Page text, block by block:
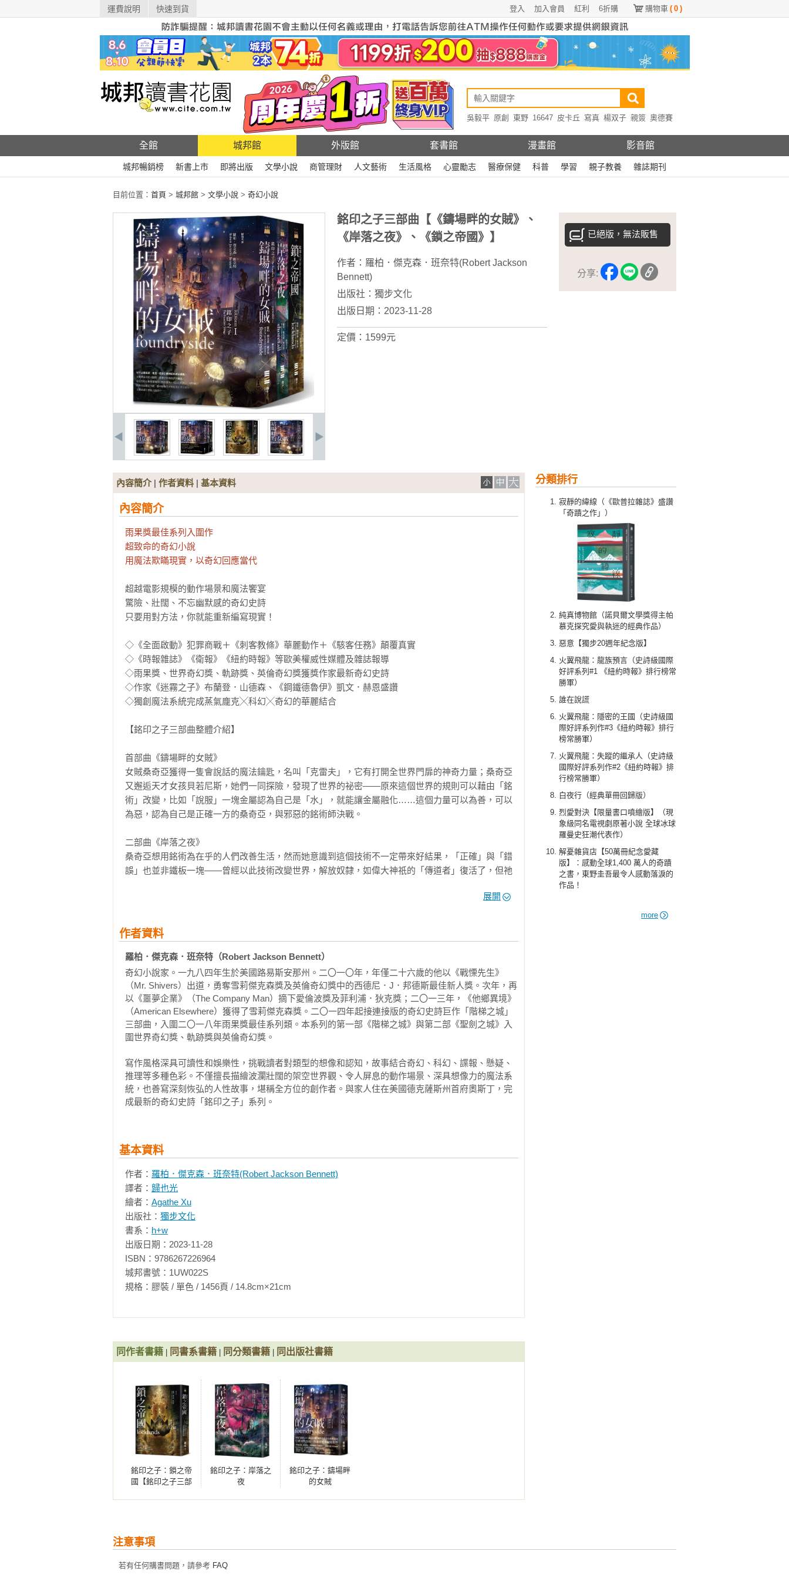
運費說明 快速到貨 購物車 ( 0 )
6折購
紅利
加入會員
登入
吳毅平 原創 東野 16647 皮卡丘 寫真 楊双子 親簽 奧德賽
全館 城邦館 外版館 套書館 漫畫館 影音館
城邦暢銷榜 新書上市 即將出版 文學小說 商管理財 人文藝術 生活風格 心靈勵志 醫療保健 科普 學習 親子教養 雜誌期刊
目前位置： 首頁 > 城邦館 > 文學小說 > 奇幻小說
已絕版，無法販售
分享:
銘印之子三部曲【《鑄場畔的女賊》、
《岸落之夜》、《鎖之帝國》】
作者： 羅柏．傑克森．班奈特(Robert Jackson
Bennett)
出版社： 獨步文化
出版日期：2023-11-28
定價：1599元
分類排行
寂靜的緯線（《歐普拉雜誌》盛讚
「奇蹟之作」）
純真博物館（諾貝爾文學獎得主帕
慕克探究愛與執迷的經典作品）
惡意【獨步20週年紀念版】
火翼飛龍：龍族預言（史詩級國際
好評系列#1 《紐約時報》排行榜常
勝軍）
誰在說謊
火翼飛龍：隱密的王國（史詩級國
際好評系列作#3《紐約時報》排行
榜常勝軍）
火翼飛龍：失蹤的繼承人（史詩級
國際好評系列作#2《紐約時報》排
行榜常勝軍）
白夜行（經典單冊回歸版）
烈愛對決【限量書口噴繪版】（現
象級同名電視劇原著小說 全球冰球
羅曼史狂潮代表作）
解憂雜貨店【50萬冊紀念愛藏
版】：感動全球1,400 萬人的奇蹟
之書，東野圭吾最令人感動落淚的
作品！
more
內容簡介| 作者資料 | 基本資料
內容簡介
雨果獎最佳系列入圍作
超致命的奇幻小說
用魔法欺瞞現實，以奇幻回應當代
超越電影規模的動作場景和魔法饗宴
驚險、壯闊、不忘幽默感的奇幻史詩
只要用對方法，你就能重新編寫現實！
◇《全面啟動》犯罪商戰＋《刺客教條》華麗動作＋《駭客任務》顛覆真實
◇《時報雜誌》《衛報》《紐約時報》等歐美權威性媒體及雜誌報導
◇雨果獎、世界奇幻獎、軌跡獎、英倫奇幻獎獲獎作家最新奇幻史詩
◇作家《迷霧之子》布蘭登．山德森、《鋼鐵德魯伊》凱文．赫恩盛讚
◇獨創魔法系統完成蒸氣龐克╳科幻╳奇幻的華麗結合
【銘印之子三部曲整體介紹】
首部曲《鑄場畔的女賊》
女賊桑奇亞獲得一隻會說話的魔法鑰匙，名叫「克雷夫」，它有打開全世界門扉的神奇力量；桑奇亞
又邂逅天才女孩貝若尼斯，她們一同探險，發現了世界的祕密——原來這個世界的規則可以藉由「銘
術」改變，比如「說服」一塊金屬認為自己是「水」，就能讓金屬融化……這個力量可以為善，可以
為惡，認為自己是正確一方的桑奇亞，與邪惡的銘術師決戰。
二部曲《岸落之夜》
桑奇亞想用銘術為在乎的人們改善生活，然而她意識到這個技術不一定帶來好結果，「正確」與「錯
誤」也並非鐵板一塊——曾經以此技術改變世界，解放奴隸，如偉大神祇的「傳道者」復活了，但祂
世界殘破不堪，綿延的戰爭永遠只有落敗。新時代的傳道者「帝汎」和舊時代的傳道者「奎塞迪斯」
互相征戰，把人類的現實當作一片蛋糕般粉碎。桑奇亞已經失去太多，她帶領夥伴逃亡，雖然挺身而
戰有機會改變現況，但也要「現況」存在——世界還有救嗎？到底要修復幾次，這個世界才可以不帶
來苦難？如果永遠修不好，不完美世界的「真正價值」又是什麼呢？
我們以為可以透過銘術得到自由、獲得救贖，
就好像城市是一個任由我們動手腳的銘器，
所有痛、所有壓迫，都只是我們可以抹掉重寫的銘術。
但事情有這麼簡單嗎？——桑奇亞
【單本簡介】
《鑄場畔的女賊》
這金色的小東西聲稱自己叫克雷夫，可以打開世上一切的鎖！
又被捲進什麼駭人陰謀中……
桑奇亞又窮又髒，住在空無一物的鑄場畔小閣樓，四周都是貧困得會為了一點小錢割開你脖子的鄰
居，她滿腦子只想活命和賺錢。數日前，桑奇亞從犯罪仲介人那兒接到可疑的案子，要她偷一個放在
碼頭倉庫中的寶物。雇主身分成謎，而通常動有錢人東西歪腦筋的下場都是一命嗚呼，但這次的報酬
多到她願意賣掉自己的靈魂。況且桑奇亞是賊中好手，她發揮「天賦」潛進藏保險箱的倉庫，儘管不
慎炸毀半棟建築，惹毛大群衛兵，仍完成任務。只是沒料到讓她差點送命的戰利品，居然是一把「會
說話」的金色鑰匙！
如何開、馬車輪滾過何處、走哪裡會找到沒人的路、建築中有什麼密道，她一碰物品便知。但這把自
世界的鎖。而此時的桑奇亞，還不清楚這把鑰匙的力量大到足以改變這座城市，這個世界……在這個
當下，她只想著保命。
引介她的犯罪仲介人下落不明、住處留下大攤血跡，幕後黑手躲在陰影裡伺機而動，四處出現身懷異
能的恐怖殺手，就連她所認知的「現實」也被徹底顛覆……鑰匙克雷夫，到底把她推進什麼樣的災禍
中？她的天賦，又究竟藏著什麼不可告人的黑暗祕密？
《岸落之夜》
女賊桑奇亞獲得前所未見的異能，
被捲進宛如神明的「傳道者」之間的鬥爭。
桑奇亞煥然一新、不再又窮又髒，擺脫小賊身分，又邂逅了聰明可愛的天才女朋友，撿了被家族拋
展開
作者資料
羅柏．傑克森．班奈特（Robert Jackson Bennett）
奇幻小說家。一九八四年生於美國路易斯安那州。二〇一〇年，年僅二十六歲的他以《戰慄先生》
（Mr. Shivers）出道，勇奪雪莉傑克森獎及英倫奇幻獎中的西德尼．J．邦德斯最佳新人獎。次年，再
以《噩夢企業》（The Company Man）摘下愛倫波獎及菲利浦．狄克獎；二〇一三年，《他鄉異境》
（American Elsewhere）獲得了雪莉傑克森獎。二〇一四年起接連接版的奇幻史詩巨作「階梯之城」
三部曲，入圍二〇一八年雨果獎最佳系列類。本系列的第一部《階梯之城》與第二部《聖劍之城》入
圍世界奇幻獎、軌跡獎與英倫奇幻獎。
寫作風格深具可讀性和娛樂性，挑戰讀者對類型的想像和認知，故事結合奇幻、科幻、諜報、懸疑、
推理等多種色彩。不僅擅長描繪波瀾壯闊的架空世界觀、令人屏息的動作場景、深具想像力的魔法系
統，也善寫深刻恢弘的人性故事，堪稱全方位的創作者。與家人住在美國德克薩斯州首府奧斯丁，完
成最新的奇幻史詩「銘印之子」系列。
基本資料
作者： 羅柏．傑克森．班奈特(Robert Jackson Bennett)
譯者： 歸也光
繪者： Agathe Xu
出版社： 獨步文化
書系： h+w
出版日期：2023-11-28
ISBN：9786267226964
城邦書號：1UW022S
規格：膠裝 / 單色 / 1456頁 / 14.8cm×21cm
同作者書籍 同書系書籍 同分類書籍 同出版社書籍
銘印之子：鎖之帝
國【銘印之子三部
銘印之子：岸落之
夜
銘印之子：鑄場畔
的女賊
注意事項
若有任何購書問題，請參考 FAQ